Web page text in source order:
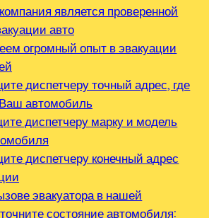
является проверенной
авто
огромный опыт в эвакуации
диспетчеру точный адрес‚ где
автомобиль
диспетчеру марку и модель
диспетчеру конечный адрес
эвакуатора в нашей
состояние автомобиля: